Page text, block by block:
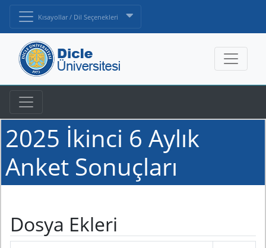
Kısayollar / Dil Seçenekleri
2025 İkinci 6 Aylık
Anket Sonuçları
Dosya Ekleri